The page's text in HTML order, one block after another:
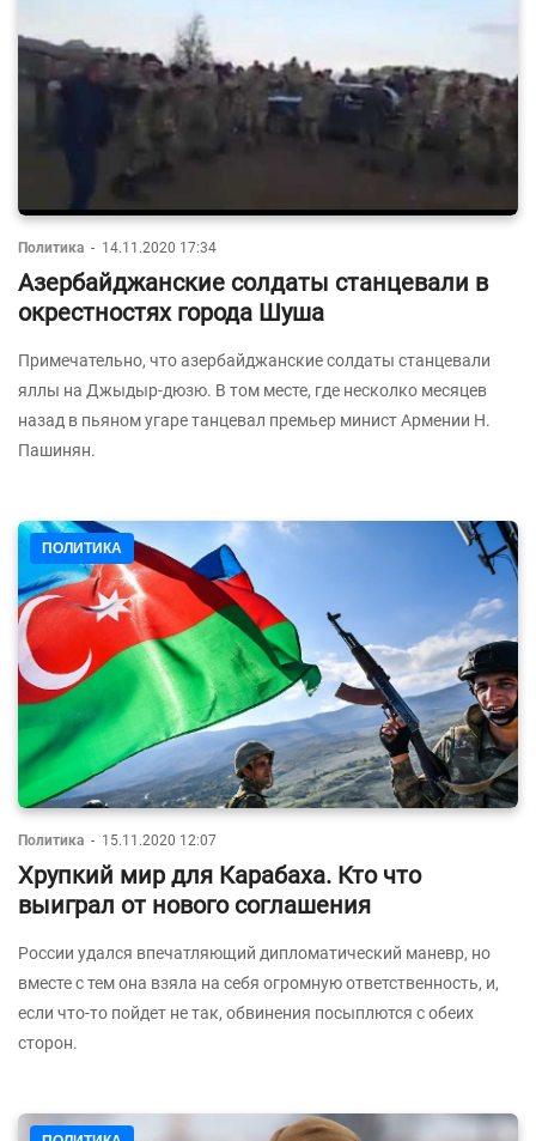
Политика - 14.11.2020 17:34
Азербайджанские солдаты станцевали в
окрестностях города Шуша
Примечательно, что азербайджанские солдаты станцевали
яллы на Джыдыр-дюзю. В том месте, где несколко месяцев
назад в пьяном угаре танцевал премьер минист Армении Н.
Пашинян.
ПОЛИТИКА
Политика - 15.11.2020 12:07
Хрупкий мир для Карабаха. Кто что
выиграл от нового соглашения
России удался впечатляющий дипломатический маневр, но
вместе с тем она взяла на себя огромную ответственность, и,
если что-то пойдет не так, обвинения посыплются с обеих
сторон.